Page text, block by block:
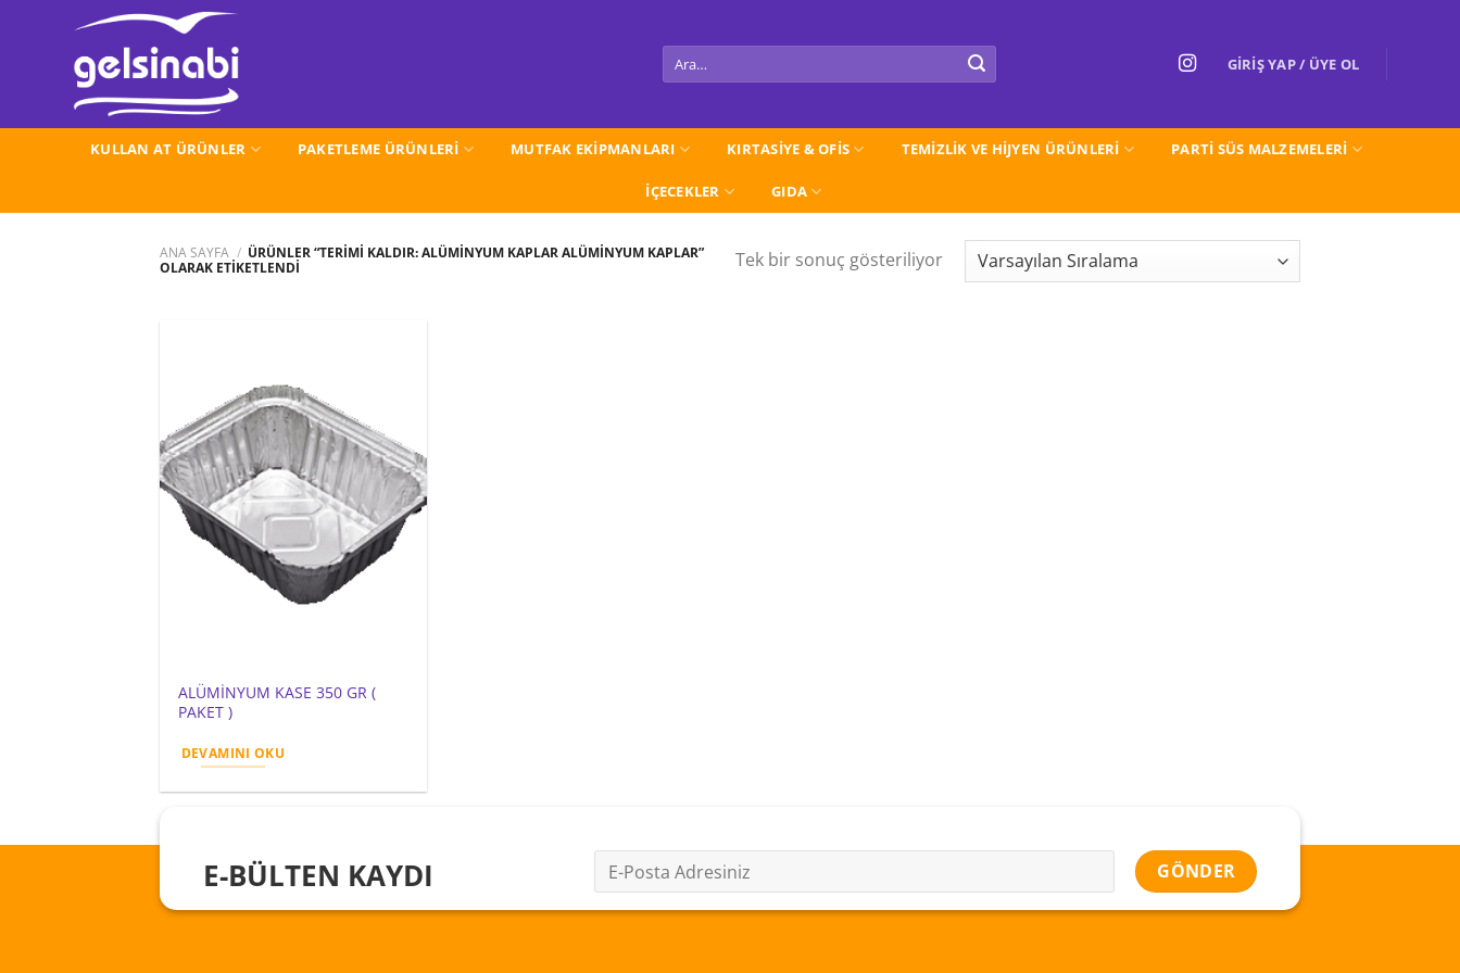
Ara: GIRIŞ YAP / ÜYE OL
KULLAN AT ÜRÜNLER PAKETLEME ÜRÜNLERİ MUTFAK EKİPMANLARI KIRTASİYE & OFİS TEMİZLİK VE HİJYEN ÜRÜNLERİ PARTI SÜS MALZEMELERİ
İÇECEKLER GIDA
ANA SAYFA / ÜRÜNLER “TERIMI KALDIR: ALÜMİNYUM KAPLAR ALÜMİNYUM KAPLAR”
OLARAK ETIKETLENDI
Tek bir sonuç gösteriliyor
ALÜMİNYUM KASE 350 GR (
PAKET )
DEVAMINI OKU
E-BÜLTEN KAYDI